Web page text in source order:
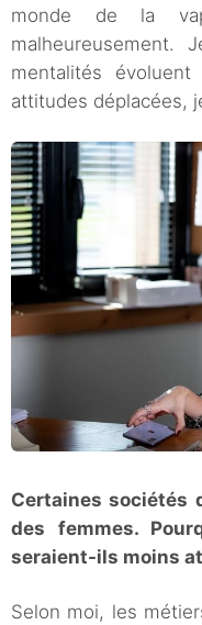
monde de la
malheureusement.
mentalités
attitudes déplacées,
Certaines sociétés
des femmes.
seraient-ils moins
Selon moi, les